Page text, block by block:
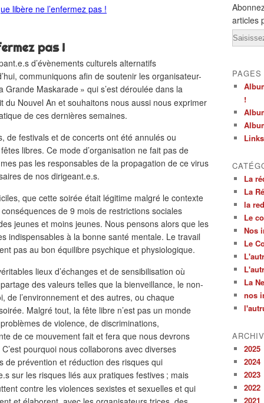
pas !
d’évènements culturels alternatifs
communiquons afin de soutenir les organisateur-
Grande Maskarade » qui s’est déroulée dans la
Nouvel An et souhaitons nous aussi nous exprimer
de ces dernières semaines.
de festivals et de concerts ont été annulés ou
libres. Ce mode d’organisation ne fait pas de
pas les responsables de la propagation de ce virus
de nos dirigeant.e.s.
que cette soirée était légitime malgré le contexte
de 9 mois de restrictions sociales
jeunes et moins jeunes. Nous pensons alors que les
indispensables à la bonne santé mentale. Le travail
pas au bon équilibre psychique et physiologique.
lieux d’échanges et de sensibilisation où
des valeurs telles que la bienveillance, le non-
de l’environnement et des autres, ou chaque
Malgré tout, la fête libre n’est pas un monde
de violence, de discriminations,
de ce mouvement fait et fera que nous devrons
pourquoi nous collaborons avec diverses
de prévention et réduction des risques qui
sur les risques liés aux pratiques festives ; mais
contre les violences sexistes et sexuelles et qui
articles
Email
PAGES
!
Links
La
La
la
Le
Nos
Le
La
nos
2025
2024
2023
2022
2021